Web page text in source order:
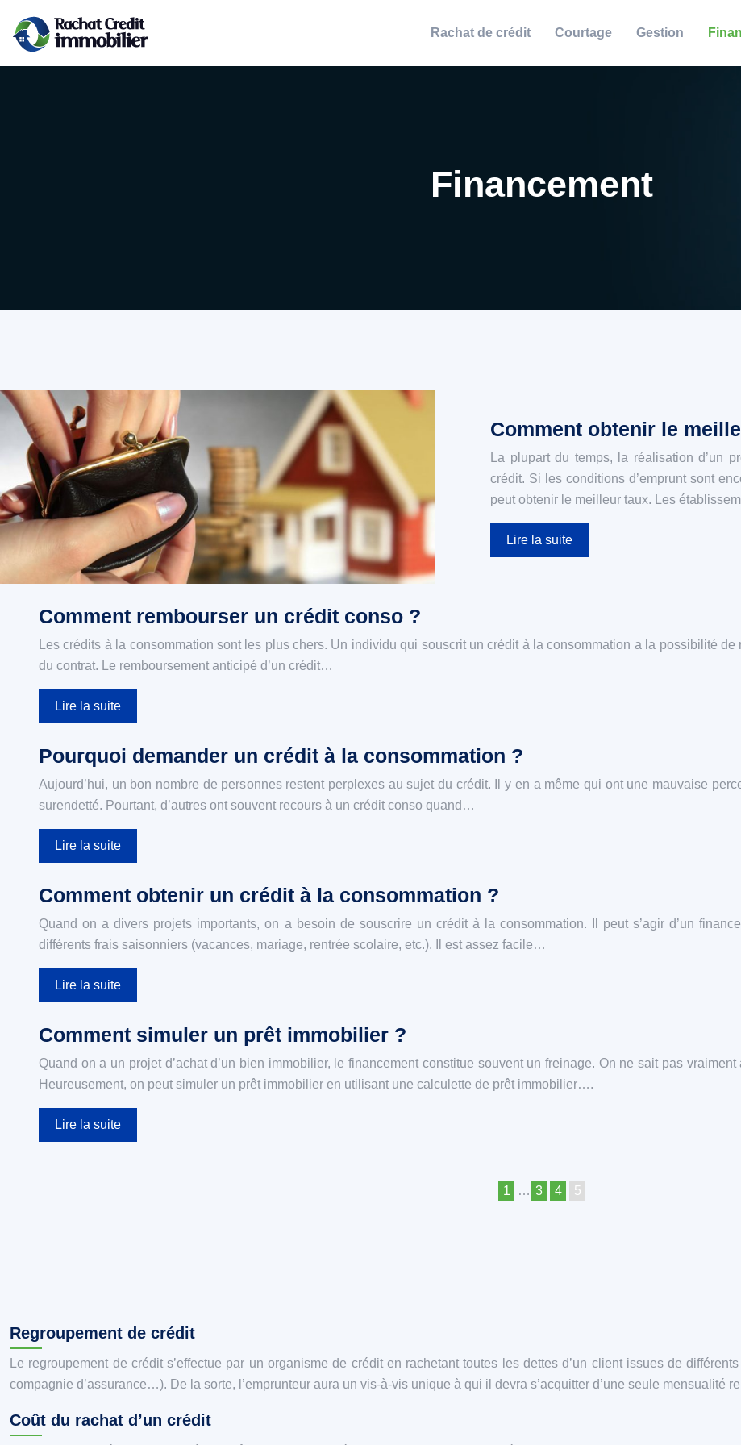
Rachat de crédit Courtage Gestion
Financement
Comment obtenir le
La plupart du temps, la réalisation d’un
crédit. Si les conditions d’emprunt sont
peut obtenir le meilleur taux. Les
Lire la suite
Comment rembourser un crédit conso ?
Les crédits à la consommation sont les plus chers. Un individu qui souscrit un crédit à la consommation a la possibilité
du contrat. Le remboursement anticipé d’un crédit…
Lire la suite
Pourquoi demander un crédit à la consommation ?
Aujourd’hui, un bon nombre de personnes restent perplexes au sujet du crédit. Il y en a même qui ont une mauvaise
surendetté. Pourtant, d’autres ont souvent recours à un crédit conso quand…
Lire la suite
Comment obtenir un crédit à la consommation ?
Quand on a divers projets importants, on a besoin de souscrire un crédit à la consommation. Il peut s’agir d’un
différents frais saisonniers (vacances, mariage, rentrée scolaire, etc.). Il est assez facile…
Lire la suite
Comment simuler un prêt immobilier ?
Quand on a un projet d’achat d’un bien immobilier, le financement constitue souvent un freinage. On ne sait pas
Heureusement, on peut simuler un prêt immobilier en utilisant une calculette de prêt immobilier….
Lire la suite
1 … 3 4 5
Regroupement de crédit
Le regroupement de crédit s’effectue par un organisme de crédit en rachetant toutes les dettes d’un client issues de
compagnie d’assurance…). De la sorte, l’emprunteur aura un vis-à-vis unique à qui il devra s’acquitter d’une seule mensualité
Coût du rachat d’un crédit